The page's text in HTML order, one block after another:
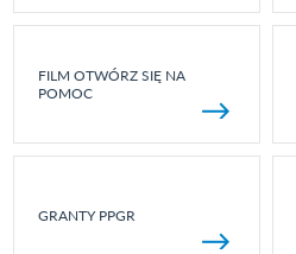
FILM OTWÓRZ SIĘ NA
POMOC
GRANTY PPGR